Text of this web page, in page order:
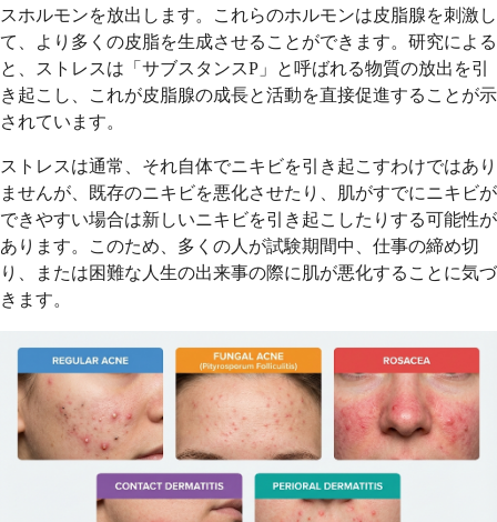
スホルモンを放出します。これらのホルモンは皮脂腺を刺激し
て、より多くの皮脂を生成させることができます。研究による
と、ストレスは「サブスタンスP」と呼ばれる物質の放出を引
き起こし、これが皮脂腺の成長と活動を直接促進することが示
されています。
ストレスは通常、それ自体でニキビを引き起こすわけではあり
ませんが、既存のニキビを悪化させたり、肌がすでにニキビが
できやすい場合は新しいニキビを引き起こしたりする可能性が
あります。このため、多くの人が試験期間中、仕事の締め切
り、または困難な人生の出来事の際に肌が悪化することに気づ
きます。